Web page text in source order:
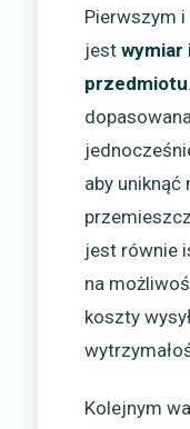
Pierwszym
jest wymiar
przedmiotu
aby uniknąć
jest równie
na
koszty
Kolejnym